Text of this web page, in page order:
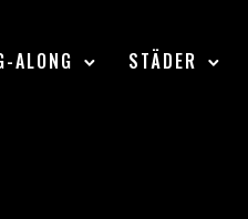
ALONG STÄDER